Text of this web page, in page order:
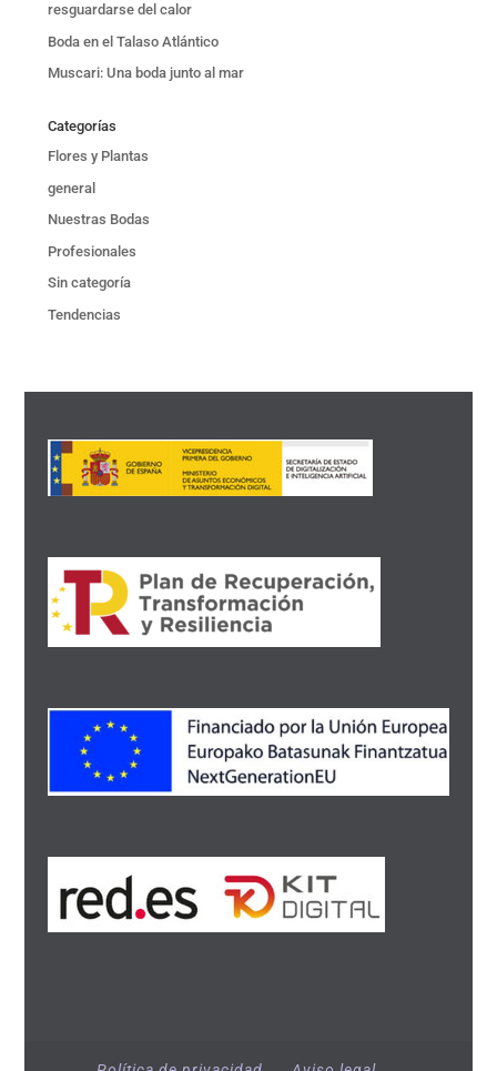
resguardarse del calor
Boda en el Talaso Atlántico
Muscari: Una boda junto al mar
Categorías
Flores y Plantas
general
Nuestras Bodas
Profesionales
Sin categoría
Tendencias